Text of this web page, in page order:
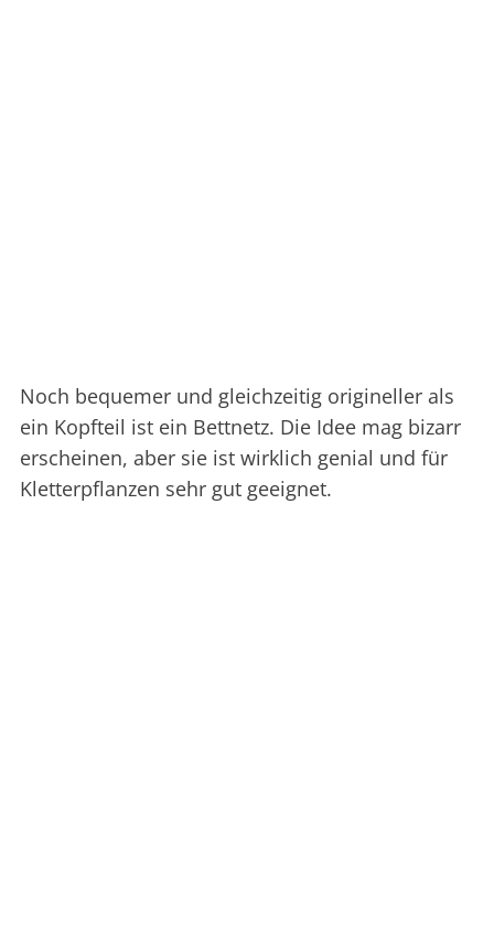
Noch bequemer und gleichzeitig origineller als
ein Kopfteil ist ein Bettnetz. Die Idee mag bizarr
erscheinen, aber sie ist wirklich genial und für
Kletterpflanzen sehr gut geeignet.